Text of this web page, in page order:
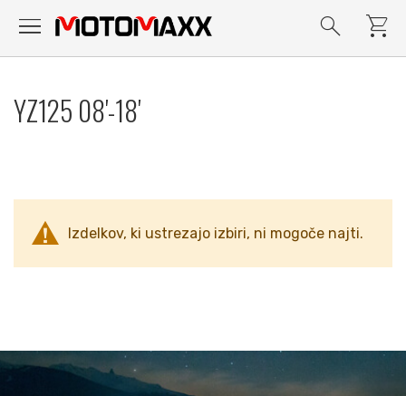
menu search shopping_cart
vsebino
YZ125 08'-18'
Izdelkov, ki ustrezajo izbiri, ni mogoče najti.